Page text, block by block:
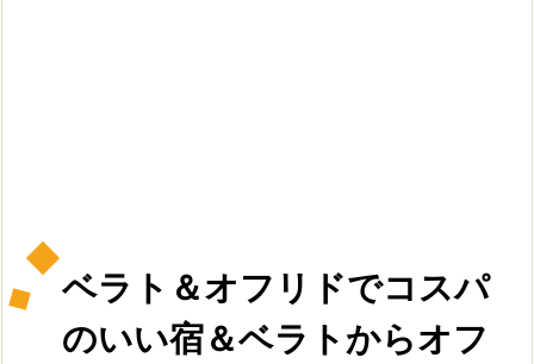
ベラト＆オフリドでコスパ
のいい宿＆ベラトからオフ